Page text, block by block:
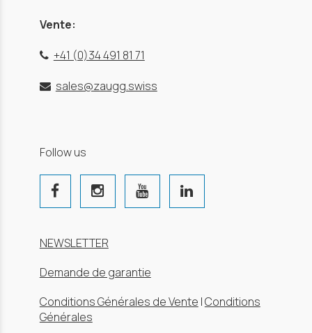
Vente:
+41 (0)34 491 81 71
sales@zaugg.swiss
Follow us
NEWSLETTER
Demande de garantie
Conditions Générales de Vente |Conditions
Générales